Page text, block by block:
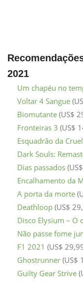
2021
Um chapéu no
Voltar 4 Sangue
Biomutante (US$
Fronteiras 3 (US$
Esquadrão da
Dark Souls:
Dias passados
Encalhamento da
A porta da morte
Deathloop (US$
Disco Elysium – O
Não passe fome
F1 2021 (US$
Ghostrunner (US$
Guilty Gear Strive